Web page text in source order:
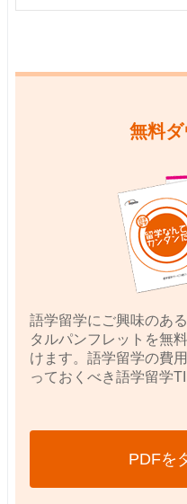
無料
語学留学にご興味のあ
タルパンフレットを無
けます。語学留学の費
っておくべき語学留学
PDFを